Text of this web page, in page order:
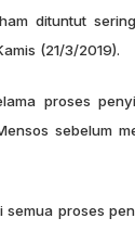
dituntut
(21/3/2019).
proses
sebelum
proses